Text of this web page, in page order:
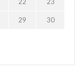
29 30